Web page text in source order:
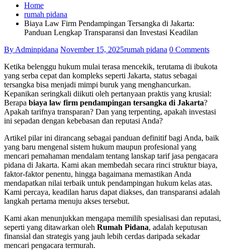
Home
rumah pidana
Biaya Law Firm Pendampingan Tersangka di Jakarta:
Panduan Lengkap Transparansi dan Investasi Keadilan
By Adminpidana November 15, 2025rumah pidana 0 Comments
Ketika belenggu hukum mulai terasa mencekik, terutama di ibukota
yang serba cepat dan kompleks seperti Jakarta, status sebagai
tersangka bisa menjadi mimpi buruk yang menghancurkan.
Kepanikan seringkali diikuti oleh pertanyaan praktis yang krusial:
Berapa biaya law firm pendampingan tersangka di Jakarta?
Apakah tarifnya transparan? Dan yang terpenting, apakah investasi
ini sepadan dengan kebebasan dan reputasi Anda?
Artikel pilar ini dirancang sebagai panduan definitif bagi Anda, baik
yang baru mengenal sistem hukum maupun profesional yang
mencari pemahaman mendalam tentang lanskap tarif jasa pengacara
pidana di Jakarta. Kami akan membedah secara rinci struktur biaya,
faktor-faktor penentu, hingga bagaimana memastikan Anda
mendapatkan nilai terbaik untuk pendampingan hukum kelas atas.
Kami percaya, keadilan harus dapat diakses, dan transparansi adalah
langkah pertama menuju akses tersebut.
Kami akan menunjukkan mengapa memilih spesialisasi dan reputasi,
seperti yang ditawarkan oleh Rumah Pidana, adalah keputusan
finansial dan strategis yang jauh lebih cerdas daripada sekadar
mencari pengacara termurah.